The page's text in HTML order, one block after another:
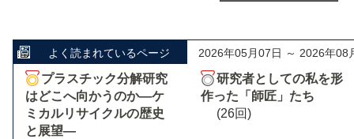
よく読まれているページ 2026年05月07日 ～ 2026年08
プラスチック分解研究
はどこへ向かうのか―ケ
ミカルリサイクルの歴史
と展望―
研究者としての私を形
作った「師匠」たち
(26回)